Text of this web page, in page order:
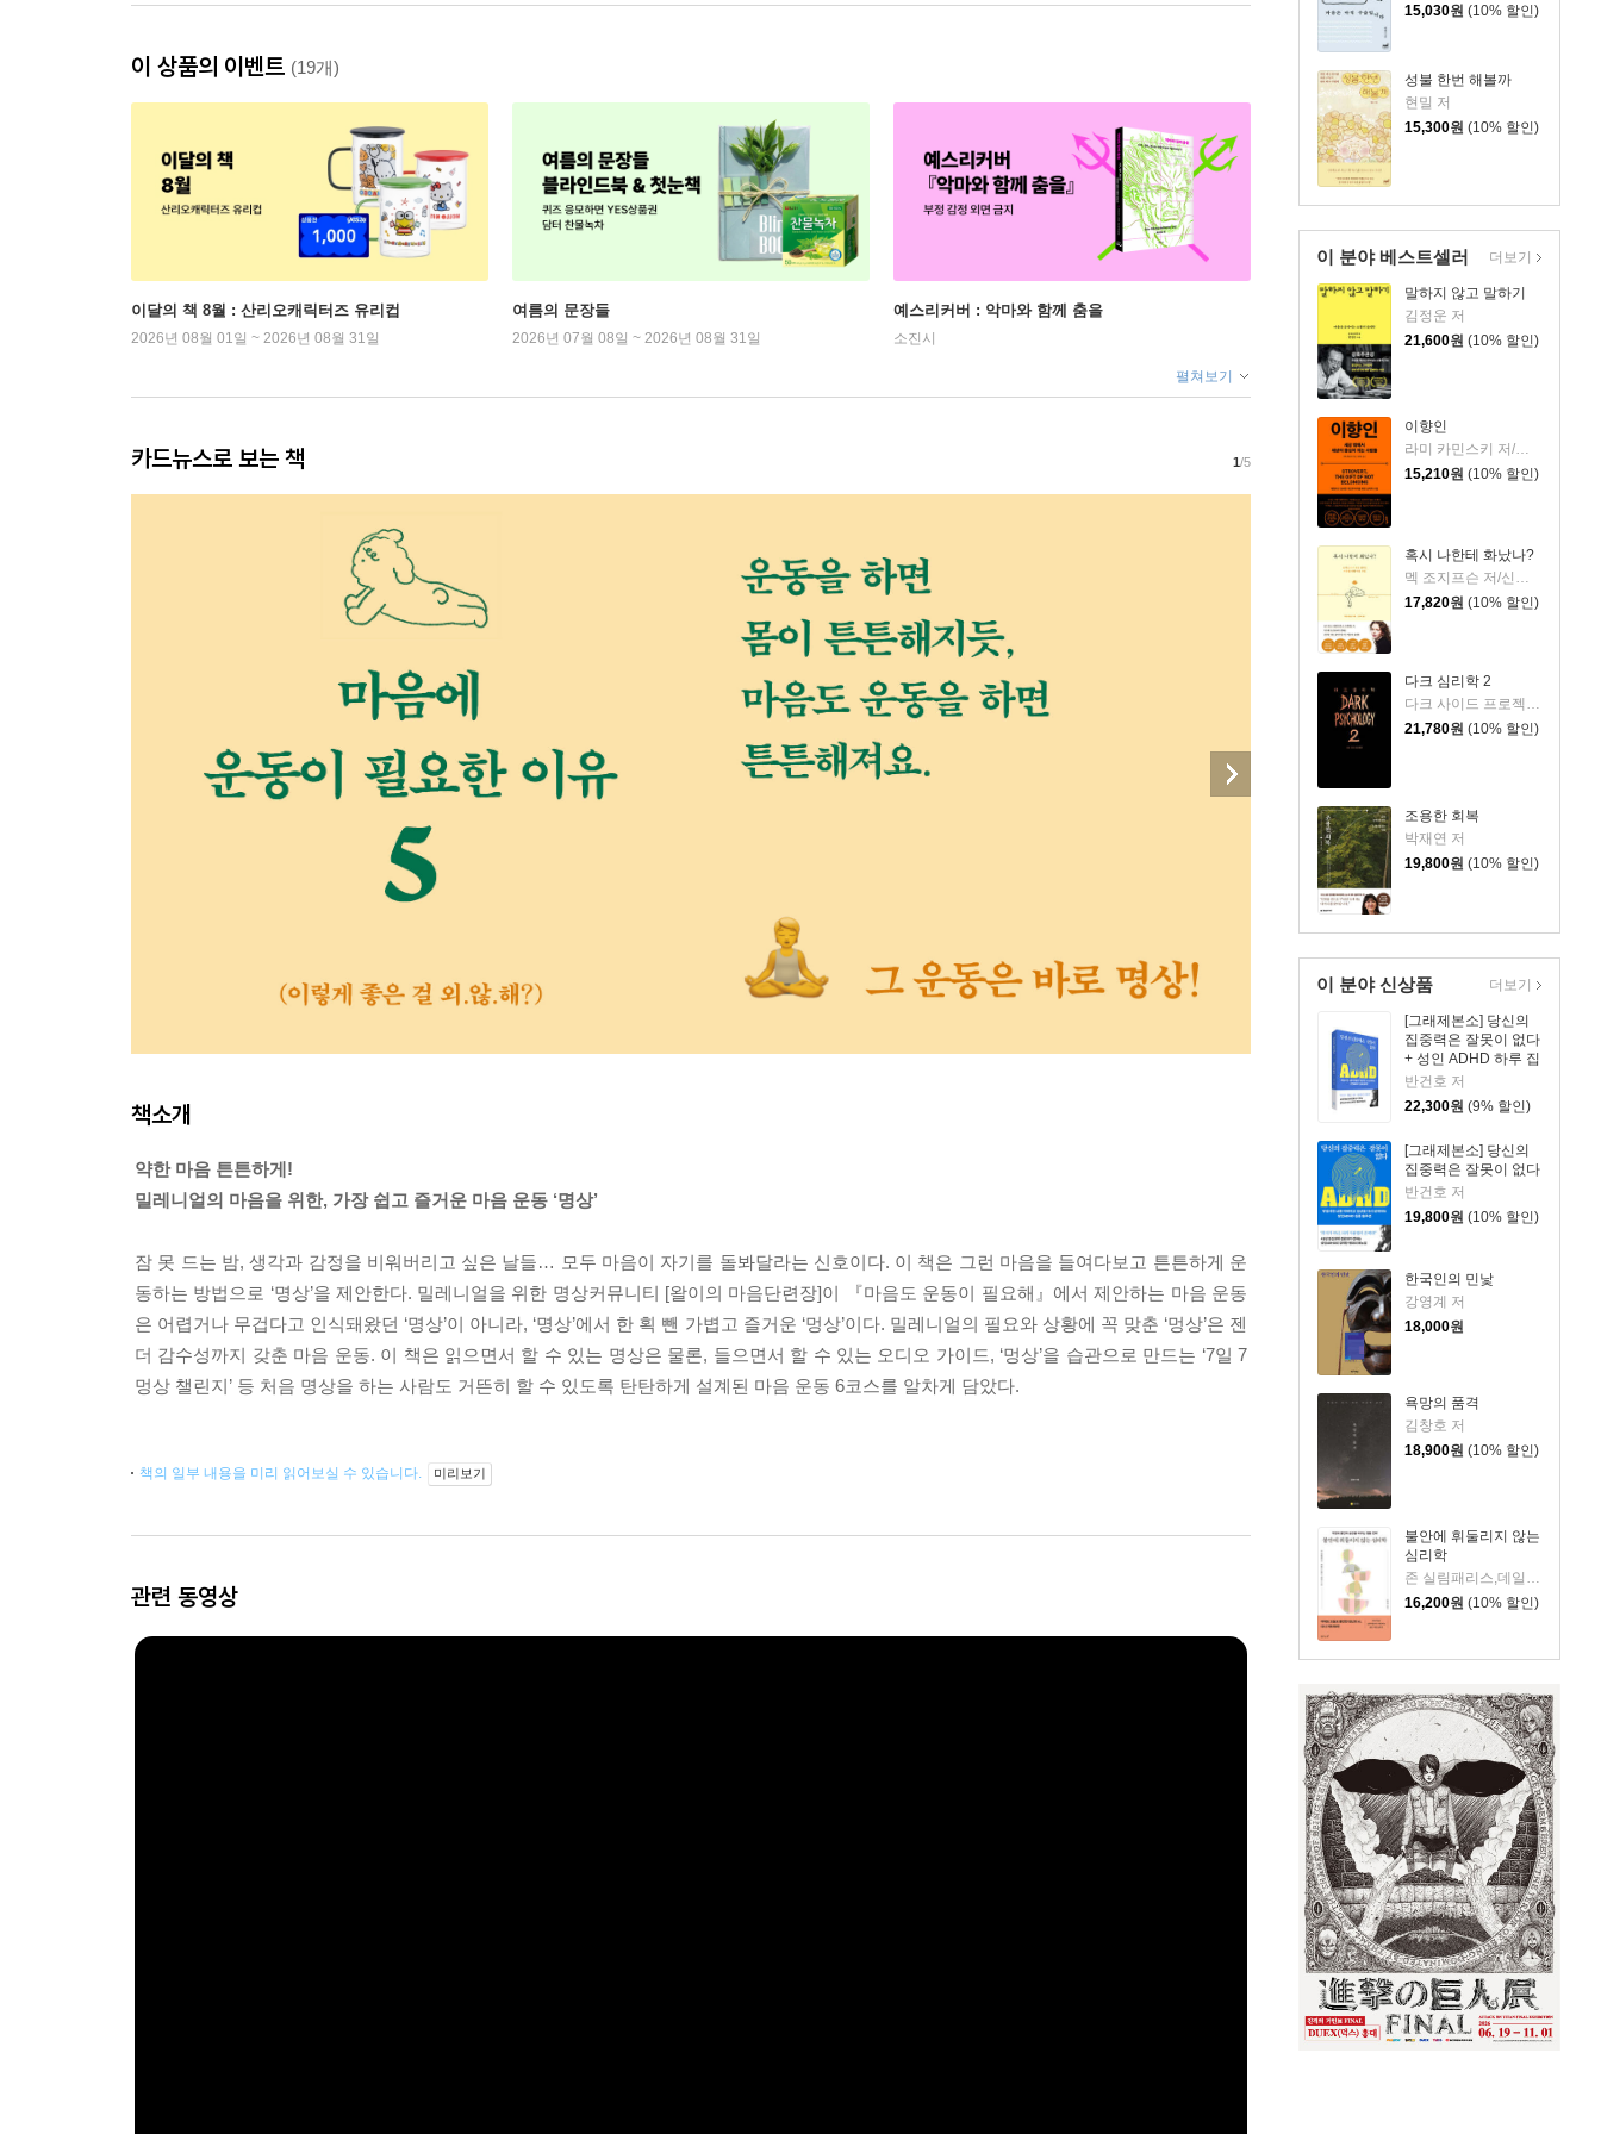
15,030원 (10% 할인)
성불 한번 해볼까
현밀 저
15,300원 (10% 할인)
이 분야 베스트셀러
말하지 않고 말하기
김정운 저
21,600원 (10% 할인)
이향인
15,210원 (10% 할인)
혹시 나한테 화났나?
멕 조지프슨 저/신동숙 역
17,820원 (10% 할인)
다크 심리학 2
다크 사이드 프로젝트 저
21,780원 (10% 할인)
조용한 회복
박재연 저
19,800원 (10% 할인)
더보기
이 분야 신상품
[그래제본소] 당신의
집중력은 잘못이 없다
+ 성인 ADHD 하루 집
중 리마인더 킷
반건호 저
22,300원 (9% 할인)
[그래제본소] 당신의
집중력은 잘못이 없다
반건호 저
19,800원 (10% 할인)
한국인의 민낯
강영계 저
18,000원
욕망의 품격
김창호 저
18,900원 (10% 할인)
불안에 휘둘리지 않는
심리학
존 실림패리스,데일리 디애나 슈워츠 저/이연규 역
16,200원 (10% 할인)
더보기
이 상품의 이벤트 (19개)
이달의 책 8월 : 산리오캐릭터즈 유리컵
2026년 08월 01일 ~ 2026년 08월 31일
여름의 문장들
2026년 07월 08일 ~ 2026년 08월 31일
예스리커버 : 악마와 함께 춤을
소진시
펼쳐보기
카드뉴스로 보는 책 1/5
책소개
약한 마음 튼튼하게!
밀레니얼의 마음을 위한, 가장 쉽고 즐거운 마음 운동 ‘명상’
잠 못 드는 밤, 생각과 감정을 비워버리고 싶은 날들… 모두 마음이 자기를 돌봐달라는 신호이다. 이 책은 그런 마음을 들여다보고 튼튼하게 운
동하는 방법으로 ‘명상’을 제안한다. 밀레니얼을 위한 명상커뮤니티 [왈이의 마음단련장]이 『마음도 운동이 필요해』에서 제안하는 마음 운동
은 어렵거나 무겁다고 인식돼왔던 ‘명상’이 아니라, ‘명상’에서 한 획 뺀 가볍고 즐거운 ‘멍상’이다. 밀레니얼의 필요와 상황에 꼭 맞춘 ‘멍상’은 젠
더 감수성까지 갖춘 마음 운동. 이 책은 읽으면서 할 수 있는 명상은 물론, 들으면서 할 수 있는 오디오 가이드, ‘멍상’을 습관으로 만드는 ‘7일 7
멍상 챌린지’ 등 처음 명상을 하는 사람도 거뜬히 할 수 있도록 탄탄하게 설계된 마음 운동 6코스를 알차게 담았다.
책의 일부 내용을 미리 읽어보실 수 있습니다. 미리보기
관련 동영상